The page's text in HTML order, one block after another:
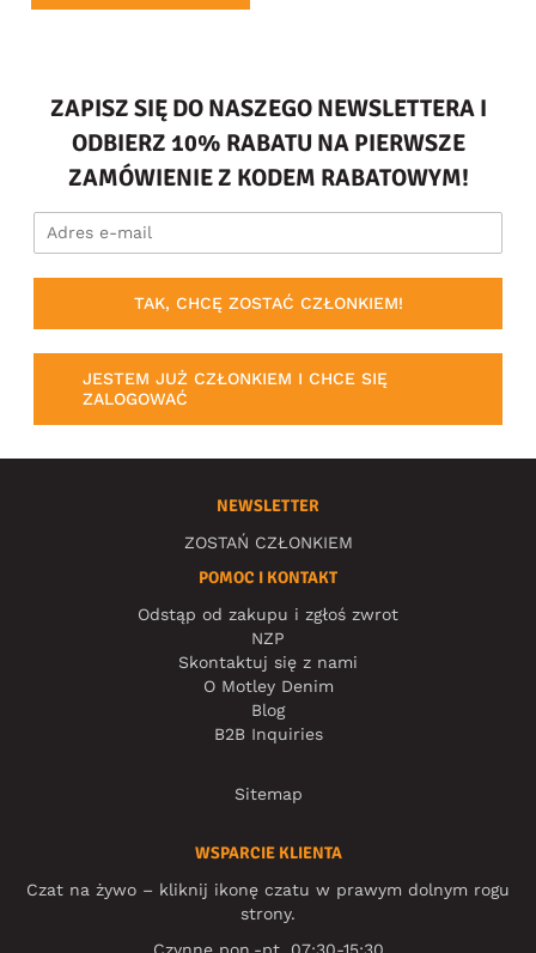
ZAPISZ SIĘ DO NASZEGO NEWSLETTERA I
ODBIERZ 10% RABATU NA PIERWSZE
ZAMÓWIENIE Z KODEM RABATOWYM!
TAK, CHCĘ ZOSTAĆ CZŁONKIEM!
JESTEM JUŻ CZŁONKIEM I CHCE SIĘ
ZALOGOWAĆ
NEWSLETTER
ZOSTAŃ CZŁONKIEM
POMOC I KONTAKT
Odstąp od zakupu i zgłoś zwrot
NZP
Skontaktuj się z nami
O Motley Denim
Blog
B2B Inquiries
Sitemap
WSPARCIE KLIENTA
Czat na żywo – kliknij ikonę czatu w prawym dolnym rogu
strony.